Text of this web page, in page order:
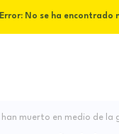
Error: No se ha encontrado
muerto en medio de la